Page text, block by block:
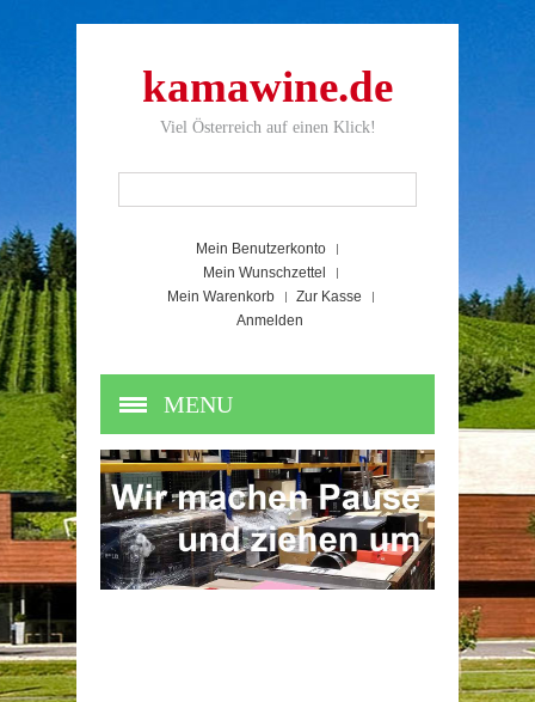
kamawine.de
Viel Österreich auf einen Klick!
Mein Benutzerkonto
Mein Wunschzettel
Mein Warenkorb
Zur Kasse
Anmelden
MENU